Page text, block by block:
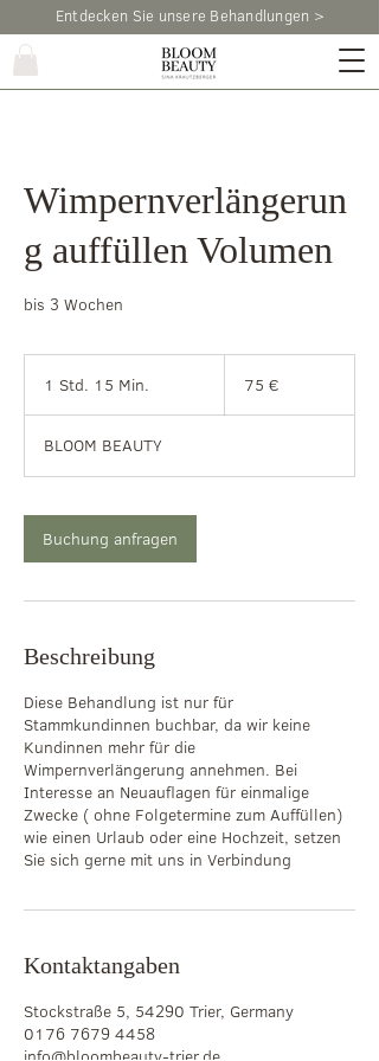
Entdecken Sie unsere Behandlungen >
Wimpernverlängerun
g auffüllen Volumen
bis 3 Wochen
1 Std. 15 Min.
d
1
M
i
n
75 €
BLOOM BEAUTY
Buchung anfragen
Beschreibung
Diese Behandlung ist nur für
Stammkundinnen buchbar, da wir keine
Kundinnen mehr für die
Wimpernverlängerung annehmen. Bei
Interesse an Neuauflagen für einmalige
Zwecke ( ohne Folgetermine zum Auffüllen)
wie einen Urlaub oder eine Hochzeit, setzen
Sie sich gerne mit uns in Verbindung
Kontaktangaben
Stockstraße 5, 54290 Trier, Germany
0176 7679 4458